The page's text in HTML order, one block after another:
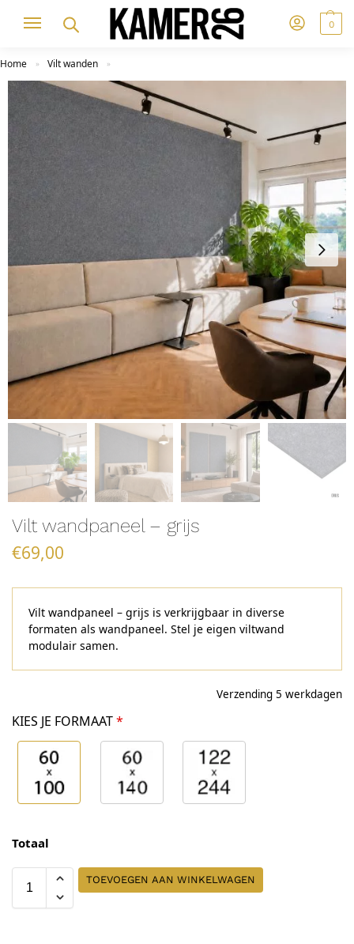
0
Home » Vilt wanden »
Vilt wandpaneel – grijs
€69,00
Vilt wandpaneel – grijs is verkrijgbaar in diverse
formaten als wandpaneel. Stel je eigen viltwand
modulair samen.
Verzending 5 werkdagen
KIES JE FORMAAT*
Totaal
TOEVOEGEN AAN WINKELWAGEN